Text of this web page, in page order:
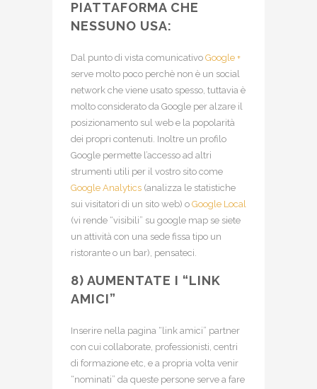
PIATTAFORMA CHE
NESSUNO USA:
Dal punto di vista comunicativo Google +
serve molto poco perchè non è un social
network che viene usato spesso, tuttavia è
molto considerato da Google per alzare il
posizionamento sul web e la popolarità
dei propri contenuti. Inoltre un profilo
Google permette l’accesso ad altri
strumenti utili per il vostro sito come
Google Analytics (analizza le statistiche
sui visitatori di un sito web) o Google Local
(vi rende “visibili” su google map se siete
un attività con una sede fissa tipo un
ristorante o un bar), pensateci.
8) AUMENTATE I “LINK
AMICI”
Inserire nella pagina “link amici” partner
con cui collaborate, professionisti, centri
di formazione etc, e a propria volta venir
“nominati” da queste persone serve a fare